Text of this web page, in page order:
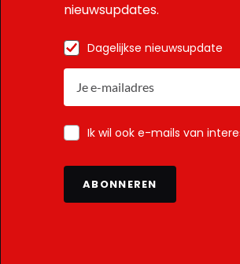
nieuwsupdates.
Dagelijkse nieuwsupdate
Ik wil ook e-mails van
ABONNEREN